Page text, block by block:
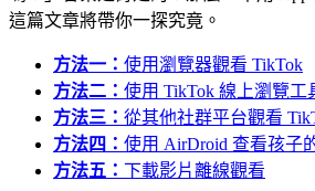
這篇文章將帶你一探究竟。
方法一： 使用瀏覽器觀看 TikTok
方法二： 使用 TikTok 線上瀏覽工
方法三： 從其他社群平台觀看
方法四： 使用 AirDroid 查看孩子
方法五： 下載影片離線觀看